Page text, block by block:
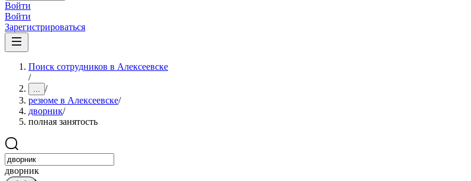
Войти
Войти
Зарегистрироваться
Поиск сотрудников в Алексеевске
/
... /
резюме в Алексеевске/
дворник/
полная занятость
дворник